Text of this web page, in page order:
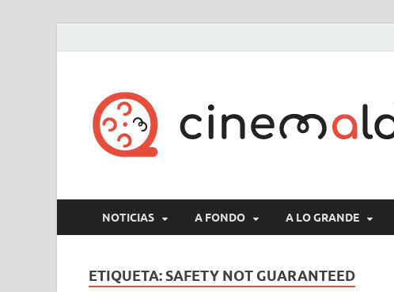
NOTICIAS A FONDO A LO GRANDE
ETIQUETA: SAFETY NOT GUARANTEED